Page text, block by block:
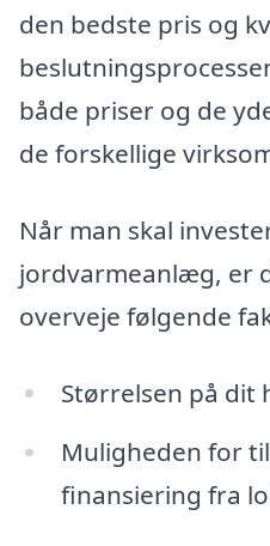
den bedste pris og
både priser og de
de forskellige
Når man skal
jordvarmeanlæg, er
overveje følgende
Størrelsen på dit
Muligheden for
finansiering fra